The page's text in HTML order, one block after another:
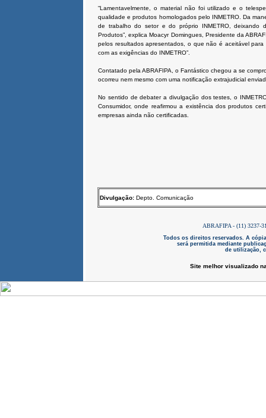
“Lamentavelmente, o material não foi utilizado e o
qualidade e produtos homologados pelo INMETRO. Da
de trabalho do setor e do próprio INMETRO, deixando
Produtos”, explica Moacyr Domingues, Presidente da
pelos resultados apresentados, o que não é aceitável
com as exigências do INMETRO”.
Contatado pela ABRAFIPA, o Fantástico chegou a se
ocorreu nem mesmo com uma notificação extrajudicial
No sentido de debater a divulgação dos testes, o
Consumidor, onde reafirmou a existência dos produtos
empresas ainda não certificadas.
Divulgação: Depto. Comunicação
ABRAFIPA - (11) 3237-
Todos os direitos reservados. A
será permitida mediante
de utilização,
Site melhor visualizado